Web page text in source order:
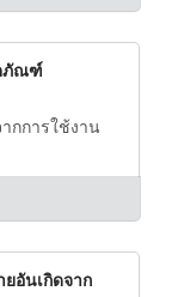
ภัณฑ์
กการใช้งาน
อันเกิดจาก